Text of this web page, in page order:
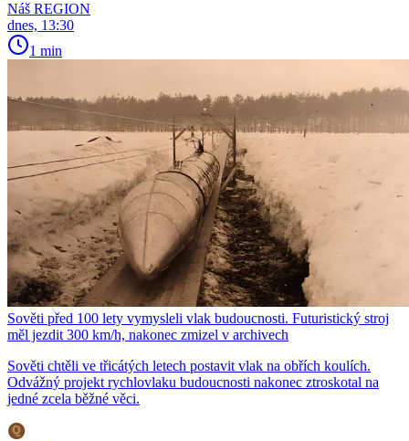
Náš REGION
dnes, 13:30
1 min
Sověti před 100 lety vymysleli vlak budoucnosti. Futuristický stroj
měl jezdit 300 km/h, nakonec zmizel v archivech
Sověti chtěli ve třicátých letech postavit vlak na obřích koulích.
Odvážný projekt rychlovlaku budoucnosti nakonec ztroskotal na
jedné zcela běžné věci.